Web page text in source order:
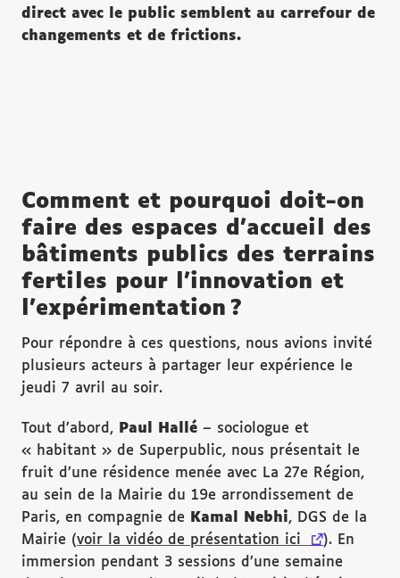
direct avec le public semblent au carrefour de
changements et de frictions.
Comment et pourquoi doit-on
faire des espaces d’accueil des
bâtiments publics des terrains
fertiles pour l’innovation et
l’expérimentation ?
Pour répondre à ces questions, nous avions invité
plusieurs acteurs à partager leur expérience le
jeudi 7 avril au soir.
Tout d’abord, Paul Hall é – sociologue et
« habitant » de Superpublic, nous présentait le
fruit d’une résidence menée avec La 27e Région,
au sein de la Mairie du 19e arrondissement de
Paris, en compagnie de Kamal Nebhi, DGS de la
Mairie (voir la vidéo de présentation ici (lien externe)
). En
immersion pendant 3 sessions d’une semaine